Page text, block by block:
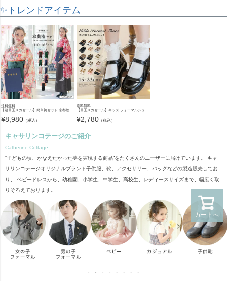
カートへ
✨トレンドアイテム
送料無料
【超目玉メガセール】簡単袴セット 京都絵師描き下ろし新柄 2025年3月卒業 着付け かんたん袴 袴セット 小学校 卒業式 卒園式 女の子 袴 保育園 年長袴 簡単着付け 刺繍入り 和装 着物 七五三 [
¥8,980 （税込）
送料無料
【目玉メガセール】キッズ フォーマルシューズ 子供靴 フォーマルシューズ 女の子 ワンストラップ かかとクッション入りで靴擦れしにくい キッズ 入学式 卒業式 TAK ドレスシューズ
¥2,780 （税込）
キャサリンコテージのご紹介
Catherine Cottage
“子どもの頃、かなえたかった夢を実現する商品”をたくさんのユーザーに届けています。 キャ
サリンコテージオリジナルブランド子供服、靴、アクセサリー、バッグなどの製造販売してお
り、 ベビードレスから、幼稚園、小学生、中学生、高校生、レディースサイズまで、幅広く取
りそろえております。